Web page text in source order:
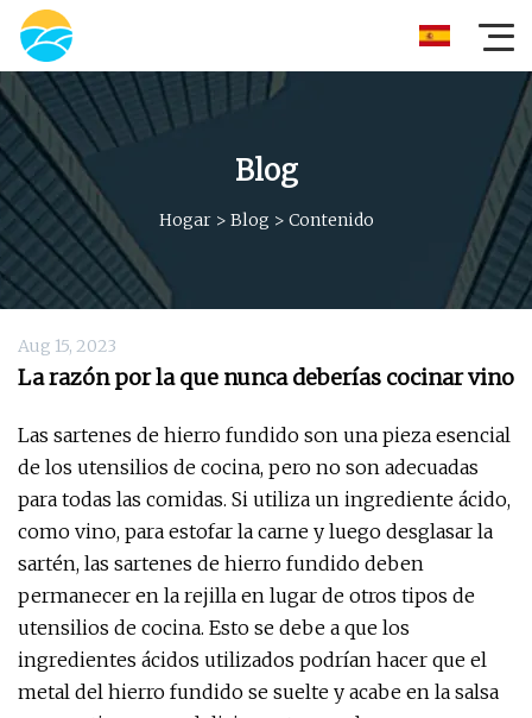
Blog
Hogar> Blog > Contenido
Aug 15, 2023
La razón por la que nunca deberías cocinar vino
Las sartenes de hierro fundido son una pieza esencial
de los utensilios de cocina, pero no son adecuadas
para todas las comidas. Si utiliza un ingrediente ácido,
como vino, para estofar la carne y luego desglasar la
sartén, las sartenes de hierro fundido deben
permanecer en la rejilla en lugar de otros tipos de
utensilios de cocina. Esto se debe a que los
ingredientes ácidos utilizados podrían hacer que el
metal del hierro fundido se suelte y acabe en la salsa